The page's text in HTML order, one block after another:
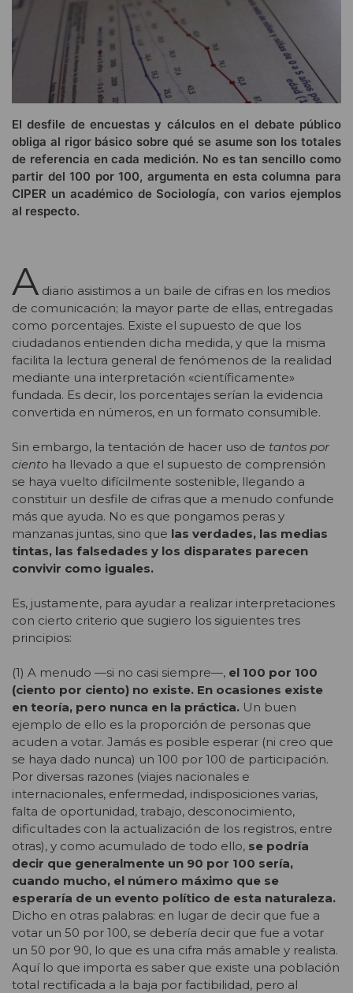
El desfile de encuestas y cálculos en el debate público
obliga al rigor básico sobre qué se asume son los totales
de referencia en cada medición. No es tan sencillo como
partir del 100 por 100, argumenta en esta columna para
CIPER un académico de Sociología, con varios ejemplos
al respecto.
A diario asistimos a un baile de cifras en los medios
de comunicación; la mayor parte de ellas, entregadas
como porcentajes. Existe el supuesto de que los
ciudadanos entienden dicha medida, y que la misma
facilita la lectura general de fenómenos de la realidad
mediante una interpretación «científicamente»
fundada. Es decir, los porcentajes serían la evidencia
convertida en números, en un formato consumible.
Sin embargo, la tentación de hacer uso de tantos por
ciento ha llevado a que el supuesto de comprensión
se haya vuelto difícilmente sostenible, llegando a
constituir un desfile de cifras que a menudo confunde
más que ayuda. No es que pongamos peras y
manzanas juntas, sino que las verdades, las medias
tintas, las falsedades y los disparates parecen
convivir como iguales.
Es, justamente, para ayudar a realizar interpretaciones
con cierto criterio que sugiero los siguientes tres
principios:
(1) A menudo —si no casi siempre—, el 100 por 100
(ciento por ciento) no existe. En ocasiones existe
en teoría, pero nunca en la práctica. Un buen
ejemplo de ello es la proporción de personas que
acuden a votar. Jamás es posible esperar (ni creo que
se haya dado nunca) un 100 por 100 de participación.
Por diversas razones (viajes nacionales e
internacionales, enfermedad, indisposiciones varias,
falta de oportunidad, trabajo, desconocimiento,
dificultades con la actualización de los registros, entre
otras), y como acumulado de todo ello, se podría
decir que generalmente un 90 por 100 sería,
cuando mucho, el número máximo que se
esperaría de un evento político de esta naturaleza.
Dicho en otras palabras: en lugar de decir que fue a
votar un 50 por 100, se debería decir que fue a votar
un 50 por 90, lo que es una cifra más amable y realista.
Aquí lo que importa es saber que existe una población
total rectificada a la baja por factibilidad, pero al